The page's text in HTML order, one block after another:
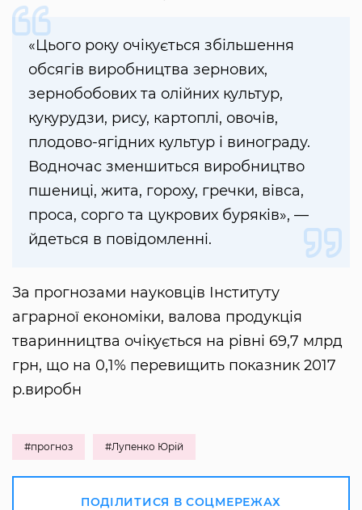
«Цього року очікується збільшення
обсягів виробництва зернових,
зернобобових та олійних культур,
кукурудзи, рису, картоплі, овочів,
плодово-ягідних культур і винограду.
Водночас зменшиться виробництво
пшениці, жита, гороху, гречки, вівса,
проса, сорго та цукрових буряків», —
йдеться в повідомленні.
За прогнозами науковців Інституту
аграрної економіки, валова продукція
тваринництва очікується на рівні 69,7 млрд
грн, що на 0,1% перевищить показник 2017
р.виробн
#прогноз #Лупенко Юрій
ПОДІЛИТИСЯ В СОЦМЕРЕЖАХ